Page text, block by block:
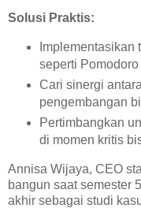
Solusi Praktis:
Implementasikan
seperti
Cari sinergi
pengembangan
Pertimbangkan
di momen kritis
Annisa Wijaya, CEO
bangun saat semester
akhir sebagai studi